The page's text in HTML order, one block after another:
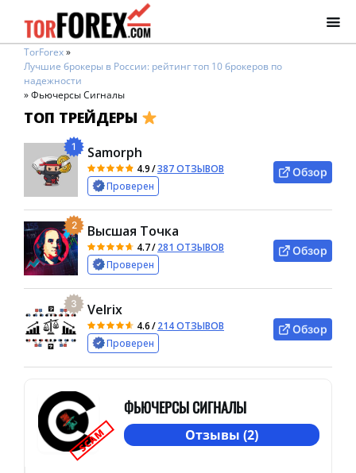
TorForex»
Лучшие брокеры в России: рейтинг топ 10 брокеров по
надежности
»Фьючерсы Сигналы
ТОП ТРЕЙДЕРЫ
1 Samorph
4.9/387 ОТЗЫВОВ
Проверен
Обзор
2 Высшая Точка
4.7/281 ОТЗЫВОВ
Проверен
Обзор
3 Velrix
4.6/214 ОТЗЫВОВ
Проверен
Обзор
SCAM
ФЬЮЧЕРСЫ СИГНАЛЫ
Отзывы (2)